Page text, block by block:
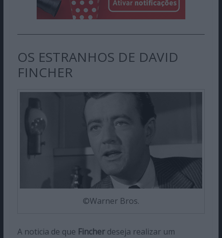
OS ESTRANHOS DE DAVID
FINCHER
©Warner Bros.
A noticia de que Fincherdeseja realizar um